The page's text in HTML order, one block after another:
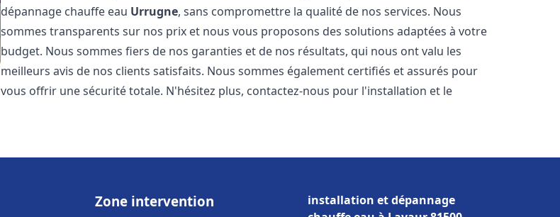
dépannage chauffe eau Urrugne, sans compromettre la qualité de nos services. Nous
sommes transparents sur nos prix et nous vous proposons des solutions adaptées à votre
budget. Nous sommes fiers de nos garanties et de nos résultats, qui nous ont valu les
meilleurs avis de nos clients satisfaits. Nous sommes également certifiés et assurés pour
vous offrir une sécurité totale. N'hésitez plus, contactez-nous pour l'installation et le
Zone intervention
installation et dépannage